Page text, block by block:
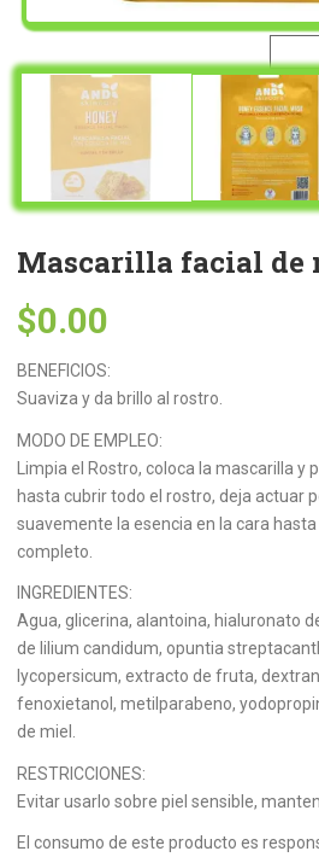
Mascarilla facial de
$0.00
BENEFICIOS:
Suaviza y da brillo al rostro.
MODO DE EMPLEO:
Limpia el Rostro, coloca la mascarilla y
hasta cubrir todo el rostro, deja actuar
suavemente la esencia en la cara
completo.
INGREDIENTES:
Agua, glicerina, alantoina, hialuronato
de lilium candidum, opuntia
lycopersicum, extracto de fruta,
fenoxietanol, metilparabeno,
de miel.
RESTRICCIONES:
Evitar usarlo sobre piel sensible,
El consumo de este producto es